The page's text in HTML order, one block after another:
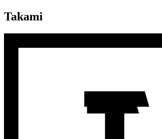
Takami